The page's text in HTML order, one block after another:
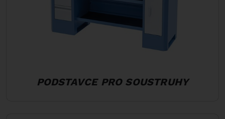
PODSTAVCE PRO SOUSTRUHY